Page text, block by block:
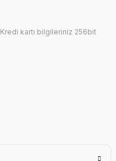
Kredi kartı bilgileriniz 256bit